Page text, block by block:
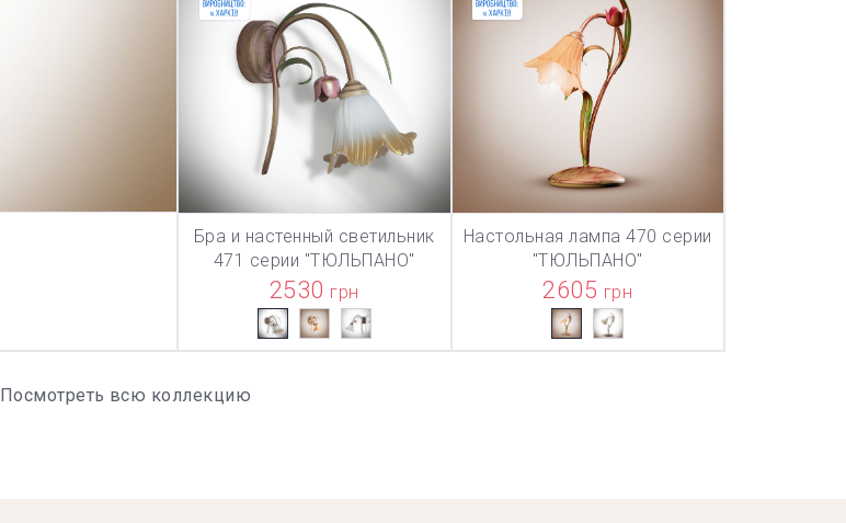
ТОВАР ДОБАВЛЕН В КОРЗИНУ
ТОВАР ДОБАВЛЕН В КОРЗИНУ
В КОРЗИНУ
Бра и настенный светильник
471 серии "ТЮЛЬПАНО"
2530 грн
В КОРЗИНУ
Настольная лампа 470 серии
"ТЮЛЬПАНО"
2605 грн
Посмотреть всю коллекцию